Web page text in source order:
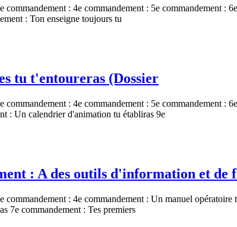
: 4e commandement : 5e commandement :
: Ton enseigne toujours tu
tu t'entoureras (Dossier
: 4e commandement : 5e commandement :
: Un calendrier d'animation tu établiras 9e
: A des outils d'information et
: 4e commandement : Un manuel
7e commandement : Tes premiers